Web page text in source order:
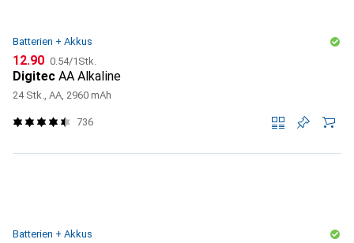
Batterien + Akkus
CHF
12.90 CHF
0.54/1Stk.
Digitec AA Alkaline
24 Stk., AA, 2960 mAh
736
Batterien + Akkus